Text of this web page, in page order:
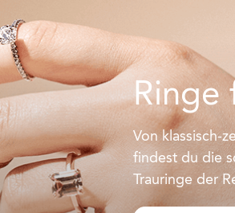
Ringe
Von klassisch-
findest du die
Trauringe der